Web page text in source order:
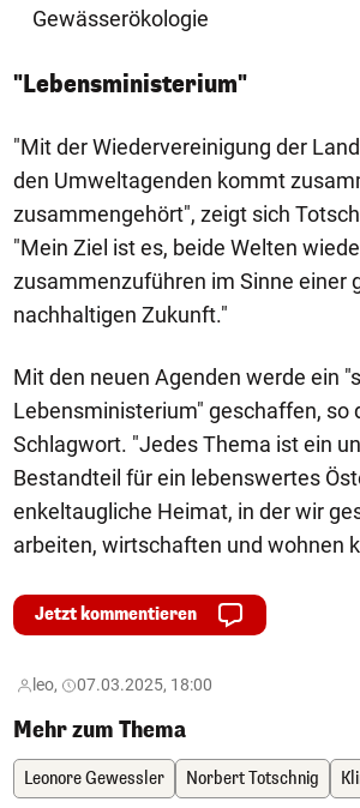
Gewässerökologie
"Lebensministerium"
"Mit der Wiedervereinigung der
den Umweltagenden kommt
zusammengehört", zeigt sich
"Mein Ziel ist es, beide Welten
zusammenzuführen im Sinne einer
nachhaltigen Zukunft."
Mit den neuen Agenden werde ein
Lebensministerium" geschaffen, so
Schlagwort. "Jedes Thema ist ein
Bestandteil für ein lebenswertes
enkeltaugliche Heimat, in der wir
arbeiten, wirtschaften und wohnen
Jetzt kommentieren
leo, 07.03.2025, 18:00
Mehr zum Thema
Leonore Gewessler Norbert Totschnig